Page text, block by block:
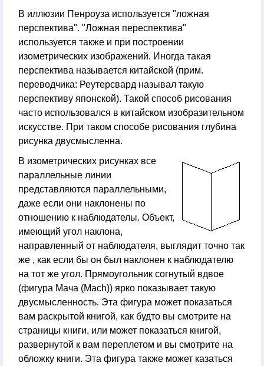
В иллюзии Пенроуза используется "ложная
перспектива". "Ложная переспектива"
используется также и при построении
изометрических изображений. Иногда такая
перспектива называется китайской (прим.
переводчика: Реутерсвард называл такую
перспективу японской). Такой способ рисования
часто использовался в китайском изобразительном
искусстве. При таком способе рисования глубина
рисунка двусмысленна.
В изометрических рисунках все
параллельные линии
представляются параллельными,
даже если они наклонены по
отношению к наблюдателы. Объект,
имеющий угол наклона,
направленный от наблюдателя, выглядит точно так
же , как если бы он был наклонен к наблюдателю
на тот же угол. Прямоугольник согнутый вдвое
(фигура Мача (Mach)) ярко показывает такую
двусмысленность. Эта фигура может показаться
вам раскрытой книгой, как будто вы смотрите на
страницы книги, или может показаться книгой,
развернутой к вам переплетом и вы смотрите на
обложку книги. Эта фигура также может казаться